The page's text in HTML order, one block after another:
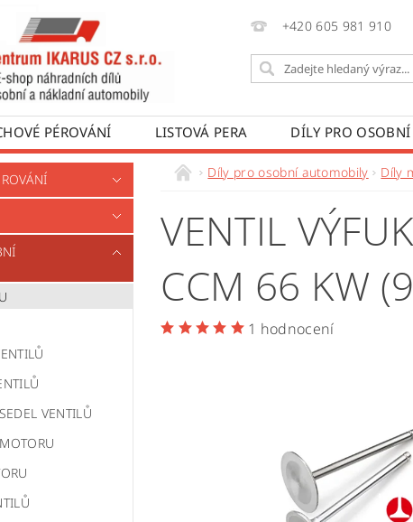
+420 605 981 910
PÉROVÁNÍ LISTOVÁ PERA DÍLY PRO
DÍLY PRO UŽÍTKOVÉ VOZY DÍLY PRO
MOTORU
VENTILŮ
Díly pro osobní automobily Díly
VENTIL
CCM 66 KW
1 hodnocení